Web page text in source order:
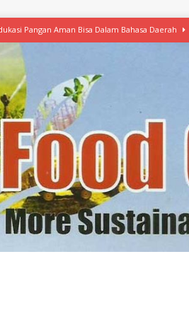
Pangan Aman Bisa Dalam Bahasa Daerah
Mulai Ekspansi, IKEA dan MSC Dukung
Free Versi Healthy Choice, Tepung Talas
Latih Olah Singkong, KKN Universitas
Makanan dengan McCormick, Ciptakan